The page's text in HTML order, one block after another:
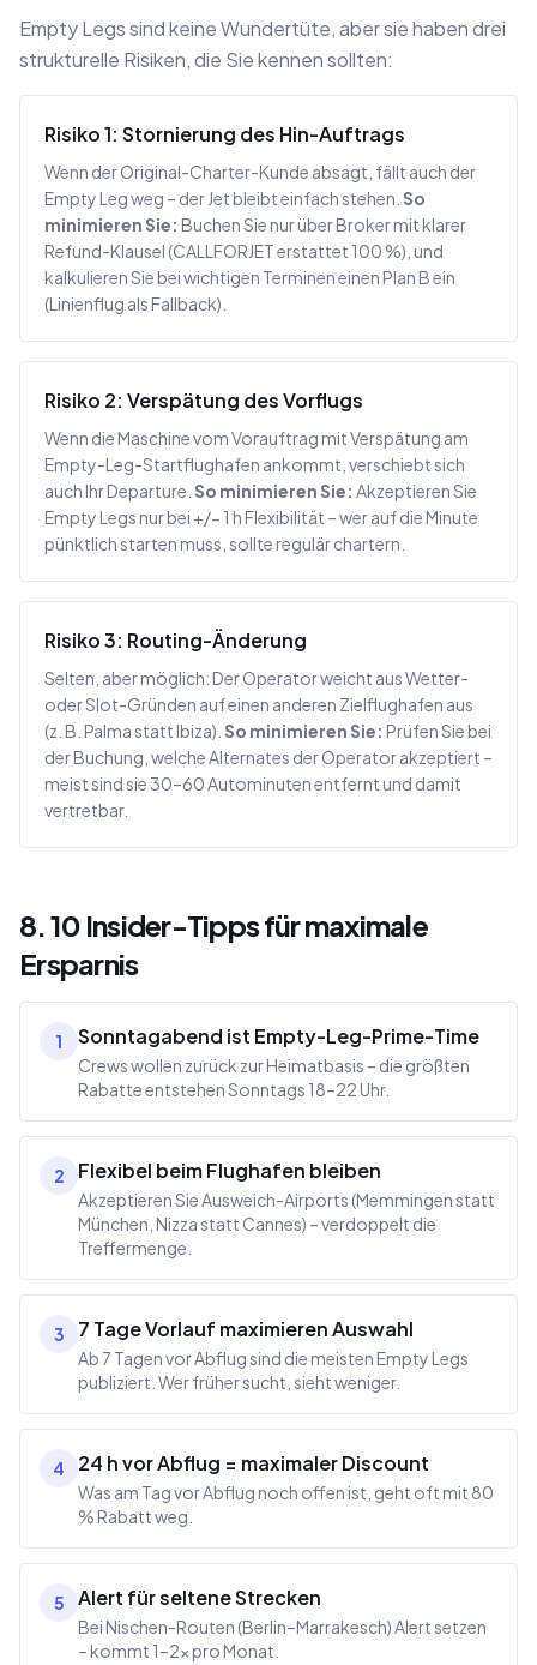
Empty Legs sind keine Wundertüte, aber sie haben drei
strukturelle Risiken, die Sie kennen sollten:
Risiko 1: Stornierung des Hin-Auftrags
Wenn der Original-Charter-Kunde absagt, fällt auch der
Empty Leg weg – der Jet bleibt einfach stehen. So
minimieren Sie: Buchen Sie nur über Broker mit klarer
Refund-Klausel (CALLFORJET erstattet 100 %), und
kalkulieren Sie bei wichtigen Terminen einen Plan B ein
(Linienflug als Fallback).
Risiko 2: Verspätung des Vorflugs
Wenn die Maschine vom Vorauftrag mit Verspätung am
Empty-Leg-Startflughafen ankommt, verschiebt sich
auch Ihr Departure. So minimieren Sie: Akzeptieren Sie
Empty Legs nur bei +/− 1 h Flexibilität – wer auf die Minute
pünktlich starten muss, sollte regulär chartern.
Risiko 3: Routing-Änderung
Selten, aber möglich: Der Operator weicht aus Wetter-
oder Slot-Gründen auf einen anderen Zielflughafen aus
(z. B. Palma statt Ibiza). So minimieren Sie: Prüfen Sie bei
der Buchung, welche Alternates der Operator akzeptiert –
meist sind sie 30–60 Autominuten entfernt und damit
vertretbar.
8. 10 Insider-Tipps für maximale
Ersparnis
1 Sonntagabend ist Empty-Leg-Prime-Time
Crews wollen zurück zur Heimatbasis – die größten
Rabatte entstehen Sonntags 18–22 Uhr.
2 Flexibel beim Flughafen bleiben
Akzeptieren Sie Ausweich-Airports (Memmingen statt
München, Nizza statt Cannes) – verdoppelt die
Treffermenge.
3 7 Tage Vorlauf maximieren Auswahl
Ab 7 Tagen vor Abflug sind die meisten Empty Legs
publiziert. Wer früher sucht, sieht weniger.
4 24 h vor Abflug = maximaler Discount
Was am Tag vor Abflug noch offen ist, geht oft mit 80
% Rabatt weg.
5 Alert für seltene Strecken
Bei Nischen-Routen (Berlin–Marrakesch) Alert setzen
– kommt 1–2× pro Monat.